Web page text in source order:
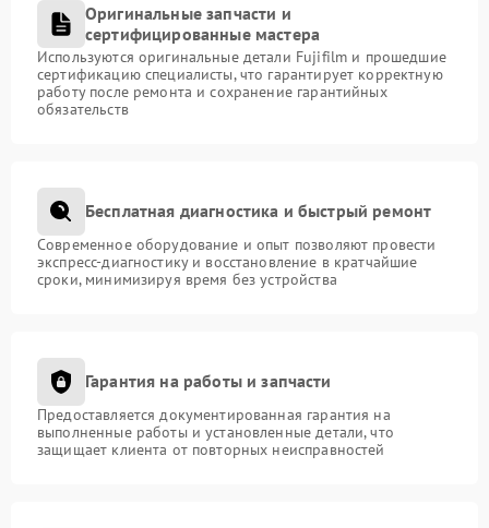
Оригинальные запчасти и
сертифицированные мастера
Используются оригинальные детали Fujifilm и прошедшие
сертификацию специалисты, что гарантирует корректную
работу после ремонта и сохранение гарантийных
обязательств
Бесплатная диагностика и быстрый ремонт
Современное оборудование и опыт позволяют провести
экспресс-диагностику и восстановление в кратчайшие
сроки, минимизируя время без устройства
Гарантия на работы и запчасти
Предоставляется документированная гарантия на
выполненные работы и установленные детали, что
защищает клиента от повторных неисправностей